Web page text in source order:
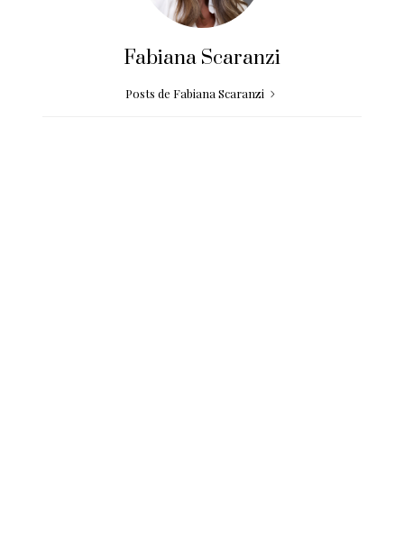
Fabiana Scaranzi
Posts de Fabiana Scaranzi